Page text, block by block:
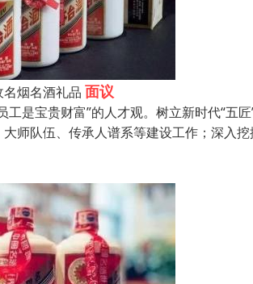
烟名酒礼品 面议
工是宝贵财富”的人才观。树立新时代“五
师队伍、传承人谱系等建设工作；深入